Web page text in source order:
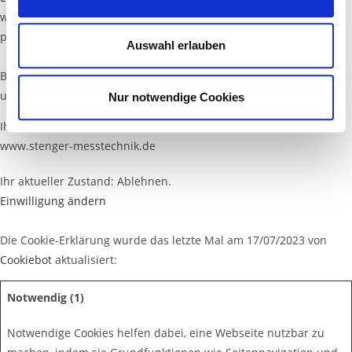
w
a
l
Auswahl erlauben
Nur notwendige Cookies
wir sind, wie Sie uns kontaktieren können und wie wir
personenbezogene Daten verarbeiten.
Bitte geben Sie Ihre Einwilligungs-ID und das Datum an, wenn Sie
uns bezüglich Ihrer Einwilligung kontaktieren.
Ihre Einwilligung trifft auf die folgenden Domains zu:
www.stenger-messtechnik.de
Ihr aktueller Zustand: Ablehnen.
Einwilligung ändern
Die Cookie-Erklärung wurde das letzte Mal am 17/07/2023 von
Cookiebot aktualisiert:
Notwendig (1)
Notwendige Cookies helfen dabei, eine Webseite nutzbar zu